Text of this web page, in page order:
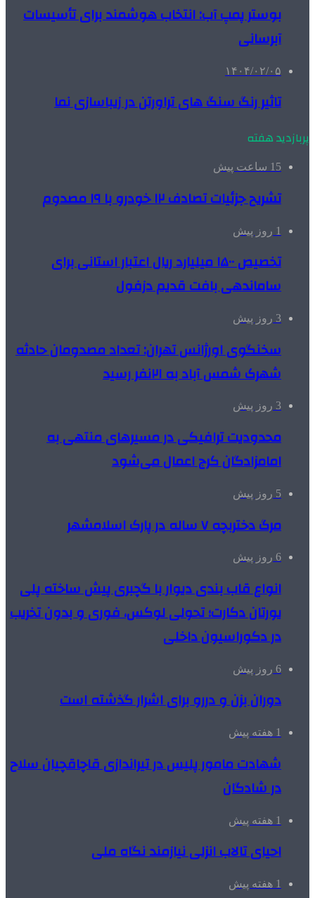
بوستر پمپ آب: انتخاب هوشمند برای تأسیسات
آبرسانی
۱۴۰۴/۰۲/۰۵
تاثیر رنگ سنگ های تراورتن در زیباسازی نما
پربازدید هفته
15 ساعت پیش
تشریح جزئیات تصادف ۱۲ خودرو با ۱۹ مصدوم
1 روز پیش
تخصیص ۱۵۰۰ میلیارد ریال اعتبار استانی برای
ساماندهی بافت قدیم دزفول
3 روز پیش
سخنگوی اورژانس تهران: تعداد مصدومان حادثه
شهرک شمس آباد به ۲۱نفر رسید
3 روز پیش
محدودیت ترافیکی در مسیرهای منتهی به
امامزادگان کرج اعمال می‌شود
5 روز پیش
مرگ دختربچه ۷ ساله در پارک اسلامشهر
6 روز پیش
انواع قاب بندی دیوار با گچبری پیش ساخته پلی
یورتان دکارت؛ تحولی لوکس، فوری و بدون تخریب
در دکوراسیون داخلی
6 روز پیش
دوران بزن و دررو برای اشرار گذشته است
1 هفته پیش
شهادت مامور پلیس در تیراندازی قاچاقچیان سلاح
در شادگان
1 هفته پیش
احیای تالاب انزلی نیازمند نگاه ملی
1 هفته پیش